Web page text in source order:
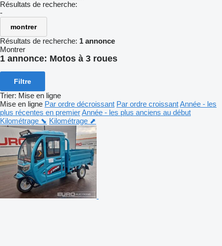
Résultats de recherche:
-
montrer
Résultats de recherche: 1 annonce
Montrer
1 annonce: Motos à 3 roues
Filtre
Trier: Mise en ligne
Mise en ligne Par ordre décroissant Par ordre croissantAnnée - les
plus récentes en premierAnnée - les plus anciens au début
Kilométrage ⬊ Kilométrage ⬈